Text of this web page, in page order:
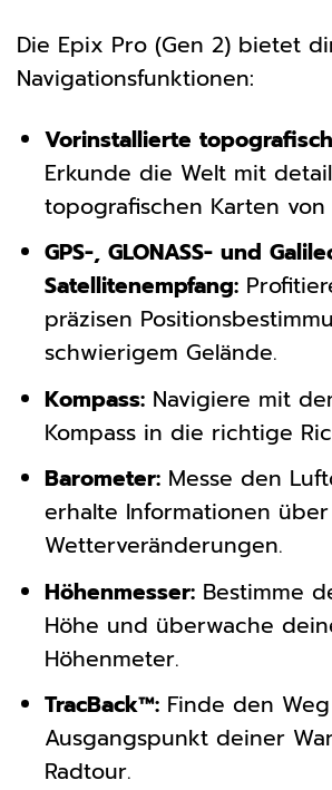
Die Epix Pro (Gen 2) bietet
Navigationsfunktionen:
Vorinstallierte
Erkunde die Welt mit
topografischen Karten von
GPS-, GLONASS- und
Satellitenempfang:
präzisen
schwierigem Gelände.
Kompass:Navigiere mit
Kompass in die richtige
Barometer:Messe den
erhalte Informationen über
Wetterveränderungen.
Höhenmesser:Bestimme
Höhe und überwache
Höhenmeter.
TracBack™:Finde den
Ausgangspunkt deiner
Radtour.